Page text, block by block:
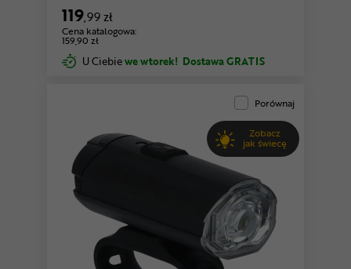
119,99 zł
Cena katalogowa:
159,90 zł
U Ciebiewe wtorek! Dostawa GRATIS
Porównaj
Zobacz
jak świecę